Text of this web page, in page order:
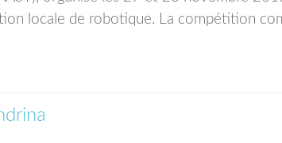
locale de robotique. La compétition